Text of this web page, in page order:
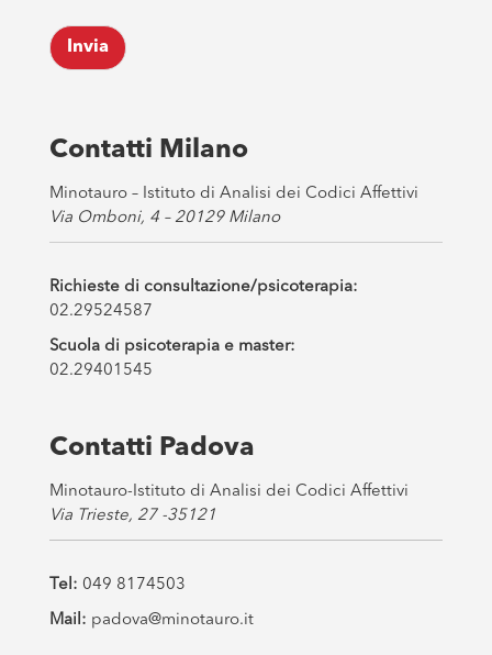
k
b
o
s
*
Invia
Contatti Milano
Minotauro – Istituto di Analisi dei Codici Affettivi
Via Omboni, 4 – 20129 Milano
Richieste di consultazione/psicoterapia:
02.29524587
Scuola di psicoterapia e master:
02.29401545
Contatti Padova
Minotauro-Istituto di Analisi dei Codici Affettivi
Via Trieste, 27 -35121
Tel: 049 8174503
Mail: padova@minotauro.it